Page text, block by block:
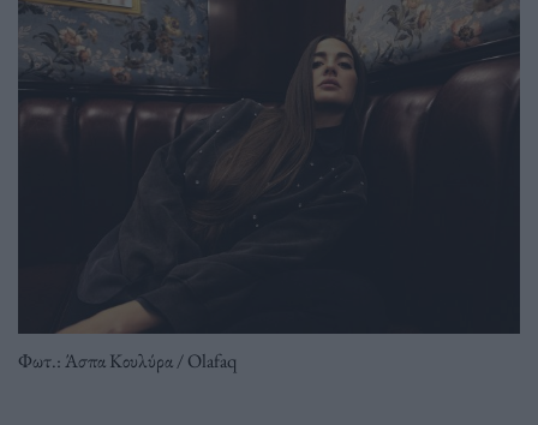
Φωτ.: Άσπα Κουλύρα / Olafaq